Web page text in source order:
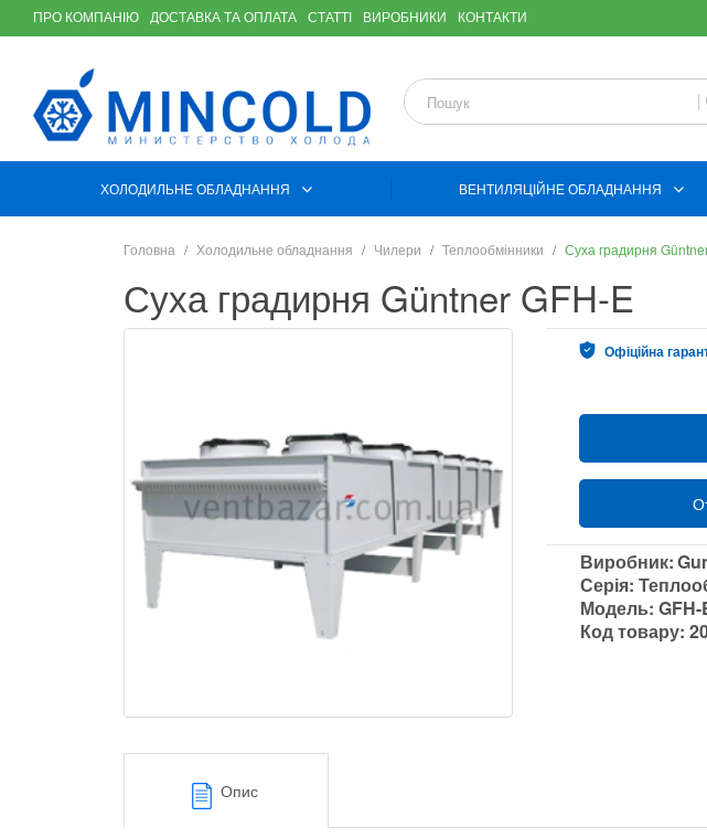
ПРО КОМПАНІЮ ДОСТАВКА ТА ОПЛАТА СТАТТІ ВИРОБНИКИ КОНТАКТИ
ХОЛОДИЛЬНЕ ОБЛАДНАННЯ ВЕНТИЛЯЦІЙНЕ ОБЛАДНАННЯ
Головна Холодильне обладнання Чилери Теплообмінники Суха градирня
Суха градирня Güntner GFH-E
Офіційна
Виробник:
Серія:
Модель:GFH-
Код товару:
Опис